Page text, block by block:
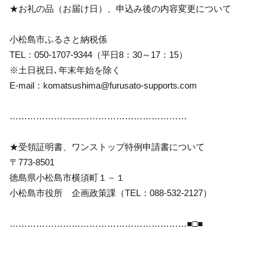
★お礼の品（お届け日）、申込み後の内容変更について
小松島市ふるさと納税係
TEL：050-1707-9344（平日8：30～17：15）
※土日祝日､年末年始を除く
E-mail：komatsushima@furusato-supports.com
……………………………………………………
★受領証明書、ワンストップ特例申請書について
〒773-8501
徳島県小松島市横須町１－１
小松島市役所 企画政策課（TEL：088-532-2127）
……………………………………………………■□■